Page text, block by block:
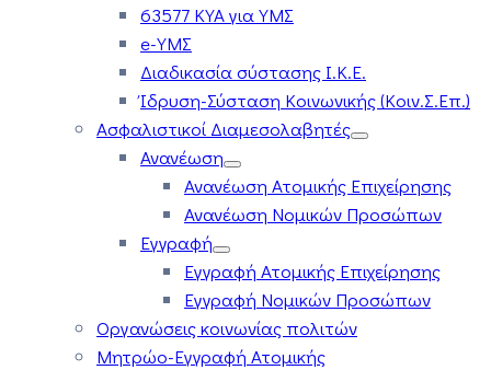
63577 ΚΥΑ για ΥΜΣ
e-ΥΜΣ
Διαδικασία σύστασης Ι.Κ.Ε.
Ίδρυση-Σύσταση Κοινωνικής (Κοιν.Σ.Επ.)
Ασφαλιστικοί Διαμεσολαβητές
Ανανέωση
Ανανέωση Ατομικής Επιχείρησης
Ανανέωση Νομικών Προσώπων
Εγγραφή
Εγγραφή Ατομικής Επιχείρησης
Εγγραφή Νομικών Προσώπων
Οργανώσεις κοινωνίας πολιτών
Μητρώο-Εγγραφή Ατομικής